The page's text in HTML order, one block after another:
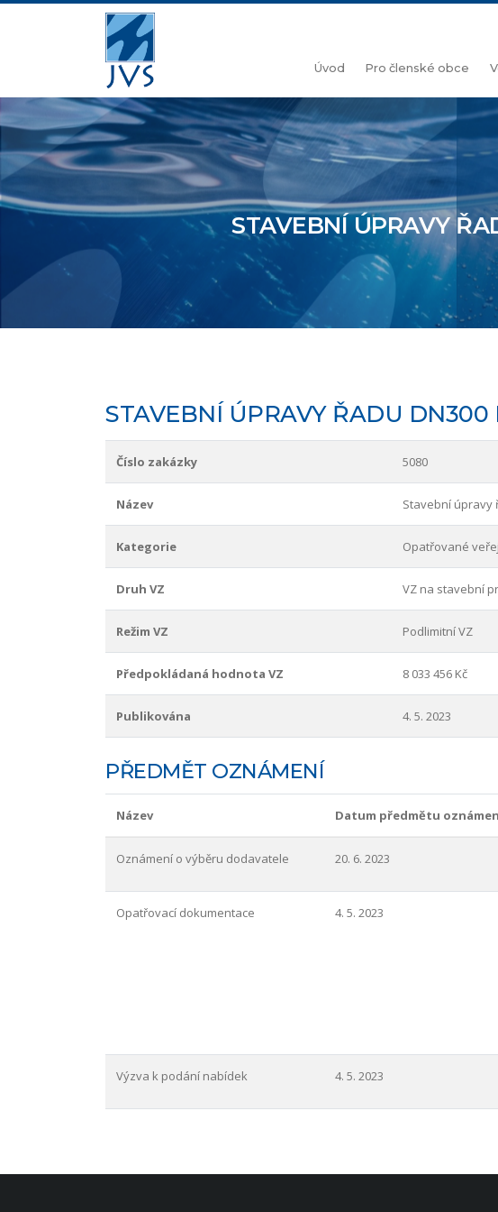
Úvod Pro členské obce
STAVEBNÍ ÚPRAVY
STAVEBNÍ ÚPRAVY ŘADU DN300
Číslo zakázky 5080
Název Stavební úpravy
Kategorie Opatřované
Druh VZ VZ na stavební
Režim VZ Podlimitní VZ
Předpokládaná hodnota VZ 8 033 456 Kč
Publikována 4. 5. 2023
PŘEDMĚT OZNÁMENÍ
Název Datum předmětu
Oznámení o výběru dodavatele 20. 6. 2023
Opatřovací dokumentace 4. 5. 2023
Výzva k podání nabídek 4. 5. 2023